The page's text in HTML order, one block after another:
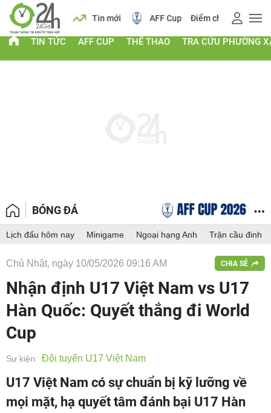
Lịch Tin mới AFF Cup Điểm chuẩn 2026
TIN TỨC AFF CUP THỂ THAO TRA CỨU PHƯỜNG
BÓNG ĐÁ
Lịch đấu hôm nay Minigame Ngoại hạng Anh Trận cầu đinh
Chủ Nhật, ngày 10/05/2026 09:16 AM CHIA SẺ
Nhận định U17 Việt Nam vs U17
Hàn Quốc: Quyết thắng đi World
Cup
Sự kiện: Đội tuyển U17 Việt Nam
U17 Việt Nam có sự chuẩn bị kỹ lưỡng về
mọi mặt, hạ quyết tâm đánh bại U17 Hàn